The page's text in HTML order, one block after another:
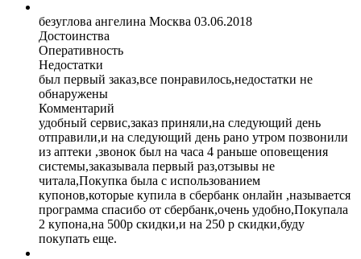
безуглова ангелина Москва 03.06.2018
Достоинства
Оперативность
Недостатки
был первый заказ,все понравилось,недостатки не
обнаружены
Комментарий
удобный сервис,заказ приняли,на следующий день
отправили,и на следующий день рано утром позвонили
из аптеки ,звонок был на часа 4 раньше оповещения
системы,заказывала первый раз,отзывы не
читала,Покупка была с использованием
купонов,которые купила в сбербанк онлайн ,называется
программа спасибо от сбербанк,очень удобно,Покупала
2 купона,на 500р скидки,и на 250 р скидки,буду
покупать еще.